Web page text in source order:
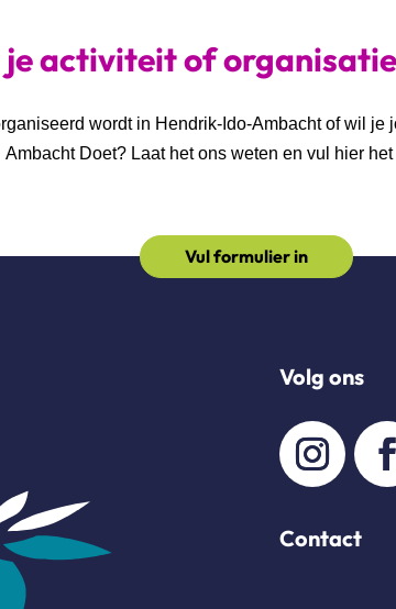
je activiteit of
wordt in Hendrik-Ido-Ambacht of wil je
Ambacht Doet? Laat het ons weten en vul hier
Vul formulier in
Volg ons
Contact